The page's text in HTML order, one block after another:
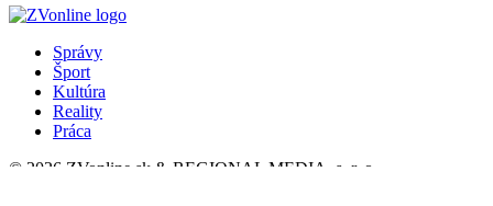
Správy
Šport
Kultúra
Reality
Práca
© 2026 ZVonline.sk & REGIONAL MEDIA, s. r. o.